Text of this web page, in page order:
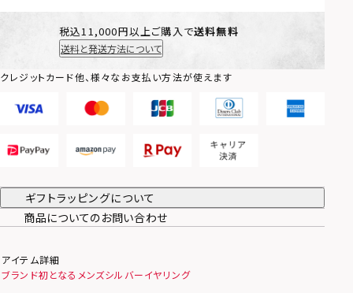
税込11,000円以上ご購入で送料無料
送料と発送方法について
クレジットカード他、様々なお支払い方法が使えます
ギフトラッピングについて
商品についてのお問い合わせ
アイテム詳細
ブランド初となるメンズシルバーイヤリング